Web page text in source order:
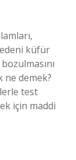
küfür
ne demek?
test
için maddi